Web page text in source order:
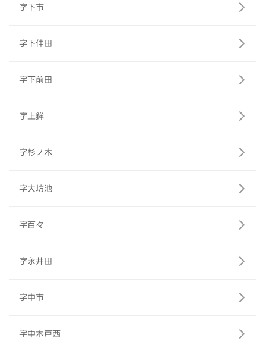
字下市
字下仲田
字下前田
字上鉾
字杉ノ木
字大坊池
字百々
字永井田
字中市
字中木戸西